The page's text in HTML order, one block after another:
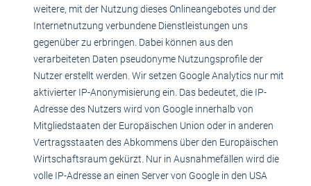
weitere, mit der Nutzung dieses Onlineangebotes und der
Internetnutzung verbundene Dienstleistungen uns
gegenüber zu erbringen. Dabei können aus den
verarbeiteten Daten pseudonyme Nutzungsprofile der
Nutzer erstellt werden. Wir setzen Google Analytics nur mit
aktivierter IP-Anonymisierung ein. Das bedeutet, die IP-
Adresse des Nutzers wird von Google innerhalb von
Mitgliedstaaten der Europäischen Union oder in anderen
Vertragsstaaten des Abkommens über den Europäischen
Wirtschaftsraum gekürzt. Nur in Ausnahmefällen wird die
volle IP-Adresse an einen Server von Google in den USA